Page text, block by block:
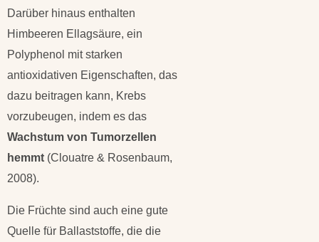
Darüber hinaus enthalten
Himbeeren Ellagsäure, ein
Polyphenol mit starken
antioxidativen Eigenschaften, das
dazu beitragen kann, Krebs
vorzubeugen, indem es das
Wachstum von Tumorzellen
hemmt (Clouatre & Rosenbaum,
2008).
Die Früchte sind auch eine gute
Quelle für Ballaststoffe, die die